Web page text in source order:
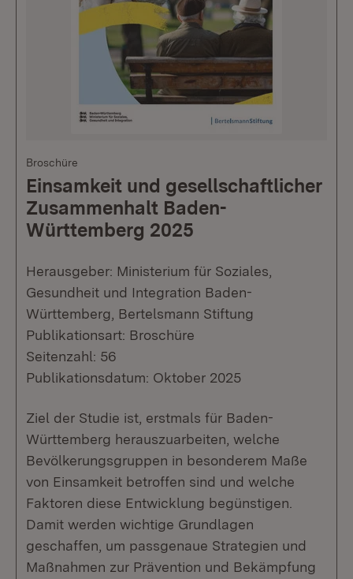
Broschüre
Einsamkeit und gesellschaftlicher
Zusammenhalt Baden-
Württemberg 2025
Herausgeber: Ministerium für Soziales,
Gesundheit und Integration Baden-
Württemberg, Bertelsmann Stiftung
Publikationsart: Broschüre
Seitenzahl: 56
Publikationsdatum: Oktober 2025
Ziel der Studie ist, erstmals für Baden-
Württemberg herauszuarbeiten, welche
Bevölkerungsgruppen in besonderem Maße
von Einsamkeit betroffen sind und welche
Faktoren diese Entwicklung begünstigen.
Damit werden wichtige Grundlagen
geschaffen, um passgenaue Strategien und
Maßnahmen zur Prävention und Bekämpfung